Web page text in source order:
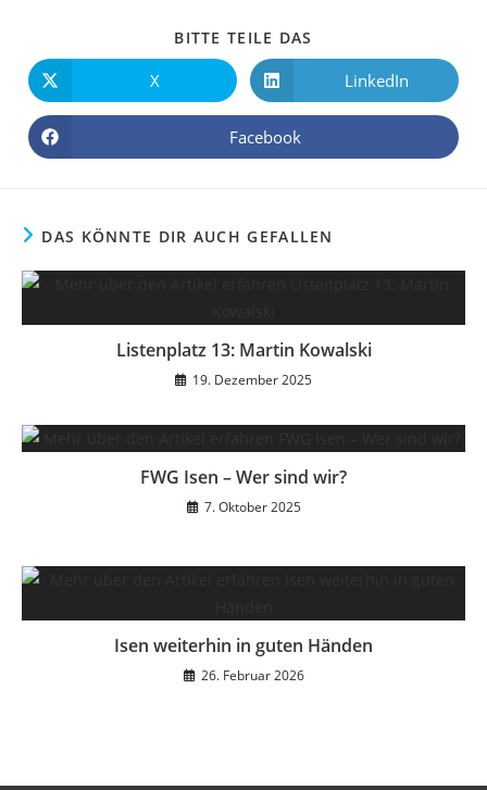
BITTE TEILE DAS
X LinkedIn
Facebook
DAS KÖNNTE DIR AUCH GEFALLEN
Listenplatz 13: Martin Kowalski
19. Dezember 2025
FWG Isen – Wer sind wir?
7. Oktober 2025
Isen weiterhin in guten Händen
26. Februar 2026